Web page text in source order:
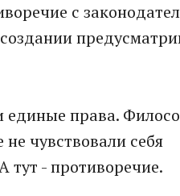
с
единые права.
чувствовали себя
тут - противоречие.